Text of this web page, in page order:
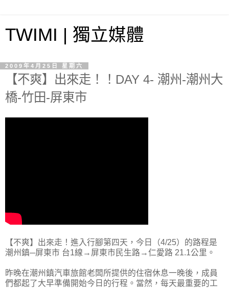
TWIMI | 獨立媒體
2009年4月25日 星期六
【不爽】出來走！！DAY 4- 潮州-潮州大
橋-竹田-屏東市
【不爽】出來走！進入行腳第四天，今日（4/25）的路程是
潮州鎮─屏東市 台1線→屏東市民生路→仁愛路 21.1公里。
昨晚在潮州鎮汽車旅館老闆所提供的住宿休息一晚後，成員
們都起了大早準備開始今日的行程。當然，每天最重要的工